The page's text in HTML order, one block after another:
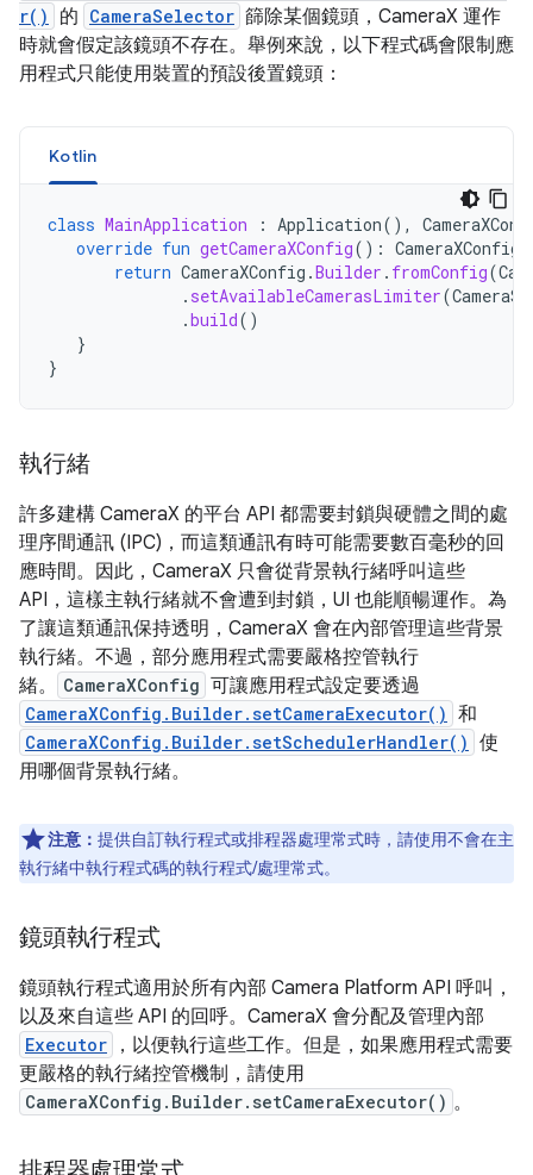
r()
的 CameraSelector 篩除某個鏡頭，CameraX 運作
時就會假定該鏡頭不存在。舉例來說，以下程式碼會限制應
用程式只能使用裝置的預設後置鏡頭：
Kotlin
class MainApplication : Application(),
override fun getCameraXConfig(): CameraXConfig
return CameraXConfig .Builder . fromConfig(
. setAvailableCamerasLimiter(
.build()
}
}
執行緒
許多建構 CameraX 的平台 API 都需要封鎖與硬體之間的處
理序間通訊 (IPC)，而這類通訊有時可能需要數百毫秒的回
應時間。因此，CameraX 只會從背景執行緒呼叫這些
API，這樣主執行緒就不會遭到封鎖，UI 也能順暢運作。為
了讓這類通訊保持透明，CameraX 會在內部管理這些背景
執行緒。不過，部分應用程式需要嚴格控管執行
緒。
CameraXConfig 可讓應用程式設定要透過
CameraXConfig.Builder.setCameraExecutor() 和
CameraXConfig.Builder.setSchedulerHandler() 使
用哪個背景執行緒。
注意： 提供自訂執行程式或排程器處理常式時，請使用不會在主
執行緒中執行程式碼的執行程式/處理常式。
鏡頭執行程式
鏡頭執行程式適用於所有內部 Camera Platform API 呼叫，
以及來自這些 API 的回呼。CameraX 會分配及管理內部
Executor
，以便執行這些工作。但是，如果應用程式需要
更嚴格的執行緒控管機制，請使用
CameraXConfig.Builder.setCameraExecutor() 。